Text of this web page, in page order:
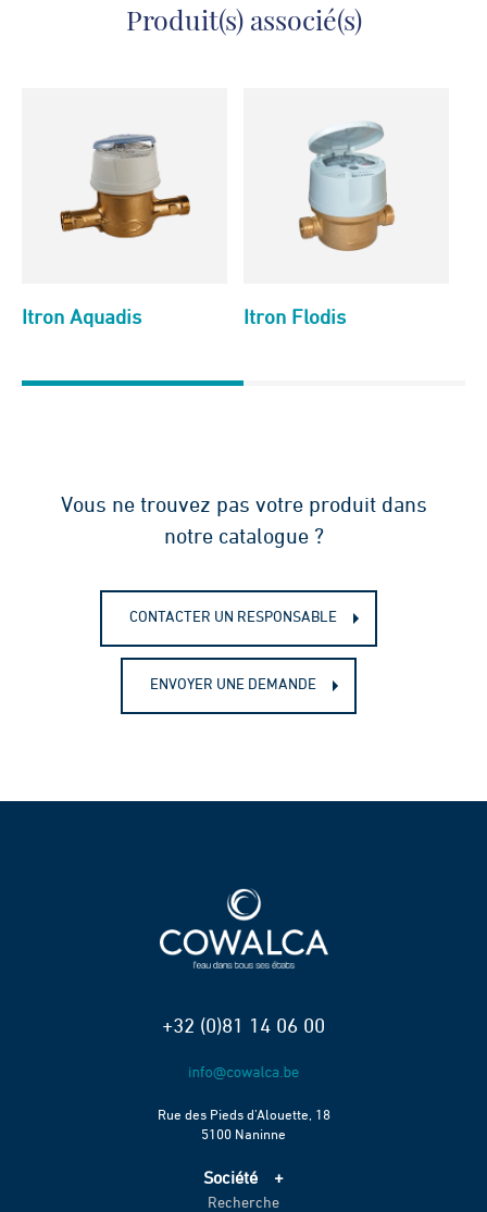
Produit(s) associé(s)
Itron Aquadis Itron Flodis
Vous ne trouvez pas votre produit dans
notre catalogue ?
CONTACTER UN RESPONSABLE
ENVOYER UNE DEMANDE
+32 (0)81 14 06 00
Rue des Pieds d’Alouette, 18
5100 Naninne
Société
Accueil
Recherche